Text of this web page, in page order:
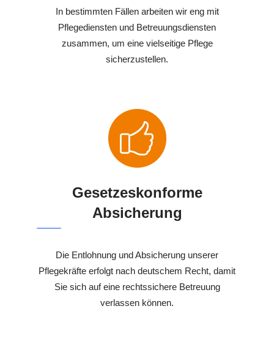
In bestimmten Fällen arbeiten wir eng mit
Pflegediensten und Betreuungsdiensten
zusammen, um eine vielseitige Pflege
sicherzustellen.
Gesetzeskonforme
Absicherung
Die Entlohnung und Absicherung unserer
Pflegekräfte erfolgt nach deutschem Recht, damit
Sie sich auf eine rechtssichere Betreuung
verlassen können.